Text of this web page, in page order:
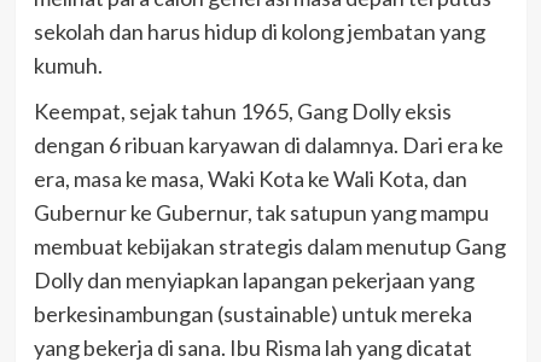
sekolah dan harus hidup di kolong jembatan yang
kumuh.
Keempat, sejak tahun 1965, Gang Dolly eksis
dengan 6 ribuan karyawan di dalamnya. Dari era ke
era, masa ke masa, Waki Kota ke Wali Kota, dan
Gubernur ke Gubernur, tak satupun yang mampu
membuat kebijakan strategis dalam menutup Gang
Dolly dan menyiapkan lapangan pekerjaan yang
berkesinambungan (sustainable) untuk mereka
yang bekerja di sana. Ibu Risma lah yang dicatat